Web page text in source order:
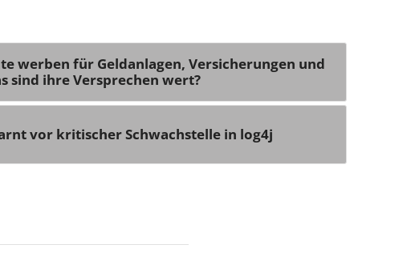
werben für Geldanlagen, Versicherungen und
sind ihre Versprechen wert?
vor kritischer Schwachstelle in log4j